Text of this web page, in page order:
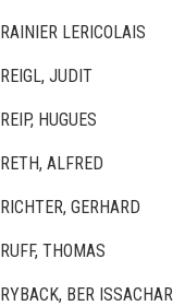
RAINIER LERICOLAIS
REIGL, JUDIT
REIP, HUGUES
RETH, ALFRED
RICHTER, GERHARD
RUFF, THOMAS
RYBACK, BER ISSACHAR